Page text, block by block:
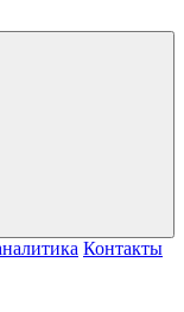
Контакты